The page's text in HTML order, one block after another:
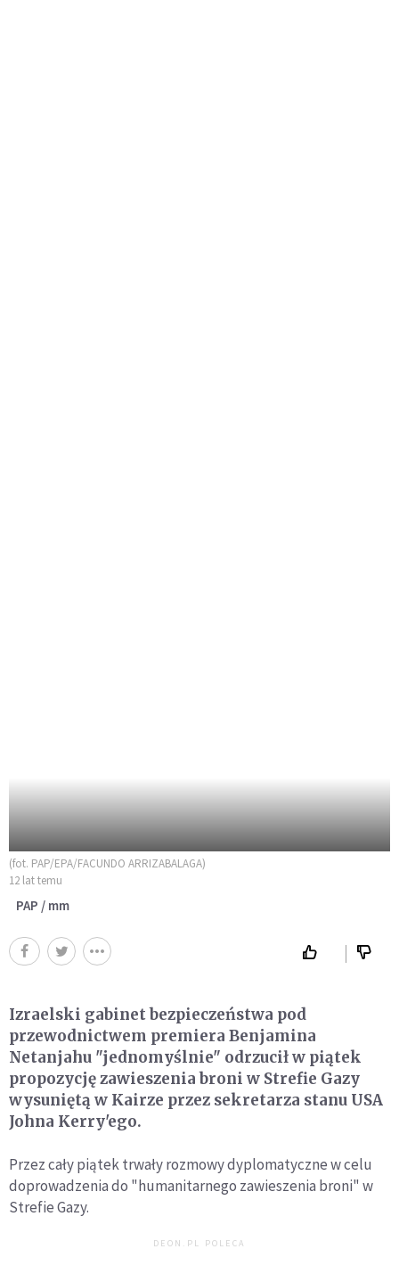
(fot. PAP/EPA/FACUNDO ARRIZABALAGA)
12 lat temu
PAP / mm
Izraelski gabinet bezpieczeństwa pod
przewodnictwem premiera Benjamina
Netanjahu "jednomyślnie" odrzucił w piątek
propozycję zawieszenia broni w Strefie Gazy
wysuniętą w Kairze przez sekretarza stanu USA
Johna Kerry'ego.
Przez cały piątek trwały rozmowy dyplomatyczne w celu
doprowadzenia do "humanitarnego zawieszenia broni" w
Strefie Gazy.
DEON.PL POLECA